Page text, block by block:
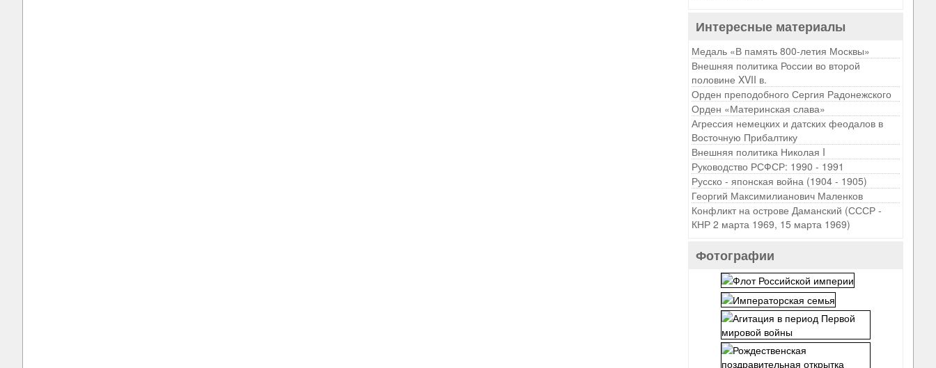
Интересные материалы
Медаль «В память 800-летия Москвы»
Внешняя политика России во второй
половине XVII в.
Орден преподобного Сергия Радонежского
Орден «Материнская слава»
Агрессия немецких и датских феодалов в
Восточную Прибалтику
Внешняя политика Николая I
Руководство РСФСР: 1990 - 1991
Русско - японская война (1904 - 1905)
Георгий Максимилианович Маленков
Конфликт на острове Даманский (СССР -
КНР 2 марта 1969, 15 марта 1969)
Фотографии